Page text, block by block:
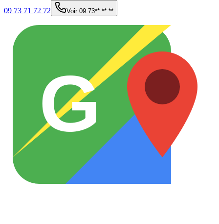
09 73 71 72 72
Voir 09 73** ** **
G